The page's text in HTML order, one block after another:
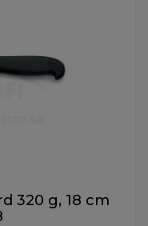
320 g, 18 cm